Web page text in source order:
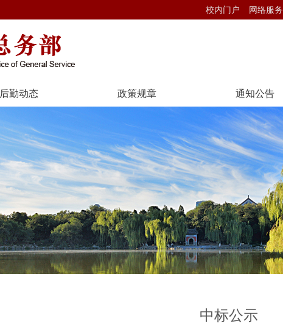
校内门户 网络服务
后勤动态 政策规章 通知公告
中标公示